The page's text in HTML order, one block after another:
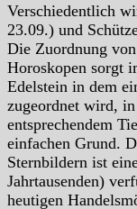
Verschiedentlich
23.09.) und
Die Zuordnung
Horoskopen sorgt
Edelstein in dem
zugeordnet wird,
entsprechendem
einfachen Grund.
Sternbildern ist
Jahrtausenden)
heutigen